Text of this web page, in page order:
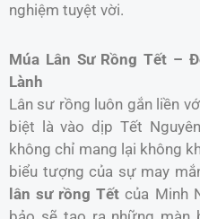
nghiệm tuyệt vời.
Múa Lân Sư Rồng Tết –
Lành
Lân sư rồng luôn gắn liền
biệt là vào dịp Tết
không chỉ mang lại không
biểu tượng của sự may
lân sư rồng Tết của Minh